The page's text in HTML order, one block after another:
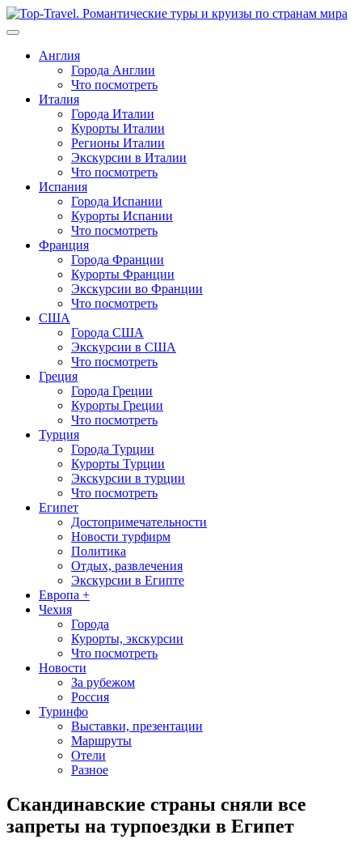
Перейти
к
Англия
Города Англии
Что посмотреть
Италия
Города Италии
Курорты Италии
Регионы Италии
Экскурсии в Италии
Что посмотреть
Испания
Города Испании
Курорты Испании
Что посмотреть
Франция
Города Франции
Курорты Франции
Экскурсии во Франции
Что посмотреть
США
Города США
Экскурсии в США
Что посмотреть
Греция
Города Греции
Курорты Греции
Что посмотреть
Турция
Города Турции
Курорты Турции
Экскурсии в турции
Что посмотреть
Египет
Достопримечательности
Новости турфирм
Политика
Отдых, развлечения
Экскурсии в Египте
Европа +
Чехия
Города
Курорты, экскурсии
Что посмотреть
Новости
За рубежом
Россия
Туринфо
Выставки, презентации
Маршруты
Отели
Разное
Скандинавские страны сняли все
запреты на турпоездки в Египет